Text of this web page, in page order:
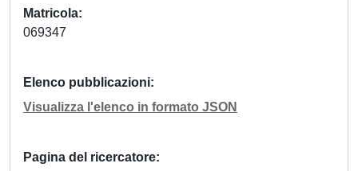
Matricola
069347
Elenco pubblicazioni
Visualizza l'elenco in formato JSON
Pagina del ricercatore